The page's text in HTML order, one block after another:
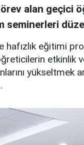
alan
seminerleri
eğitimi
etkinlik
yükseltmek